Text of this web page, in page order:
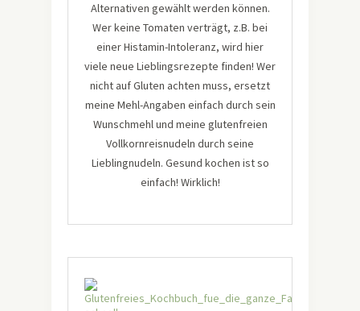
Alternativen gewählt werden können.
Wer keine Tomaten verträgt, z.B. bei
einer Histamin-Intoleranz, wird hier
viele neue Lieblingsrezepte finden! Wer
nicht auf Gluten achten muss, ersetzt
meine Mehl-Angaben einfach durch sein
Wunschmehl und meine glutenfreien
Vollkornreisnudeln durch seine
Lieblingnudeln. Gesund kochen ist so
einfach! Wirklich!